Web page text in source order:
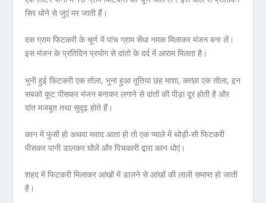
सिर धोने से जुएं मर जाती हैं।
दस ग्राम फिटकरी के चूर्ण में पांच ग्राम सेंधा नमक मिलाकर मंजन बना लें।
इस मंजन के प्रतिदिन प्रयोग से दांतो के दर्द में आराम मिलता है।
भुनी हुई फिटकरी एक तोला, भुना हुआ तूतिया छह माशा, कत्छा एक तोला, इन
सबको कूट पीसकर मंजन बनाकर लगाने से दांतों की पीड़ा दूर होती है और
दांत मजबूत तथा सुदृढ़ होते हैं।
कान में फुंसी हो अथवा मवाद आता हो तो एक प्याले में थोड़ी-सी फिटकरी
पीसकर पानी डालकर घोलें और पिचकारी द्वारा कान धोएं।
शहद में फिटकरी मिलाकर आंखों में डालने से आंखों की लाली समाप्त हो जाती
है।